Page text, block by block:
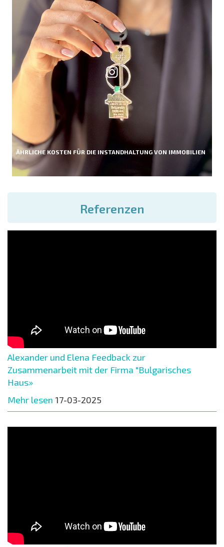
ÄHRLICHE KOSTEN FÜR DIE INSTANDHALTUNG VON IMMOBILIEN
Referenzen
Alexander und Elena Feedback zur
Zusammenarbeit mit der Firma "Bulgarisches
Haus»
Mehr lesen 17-03-2025